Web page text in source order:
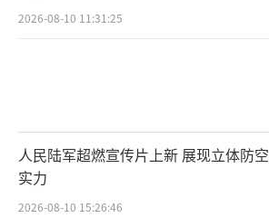
2026-08-10 11:31:25
人民陆军超燃宣传片上新 展现立体防空
实力
2026-08-10 15:26:46